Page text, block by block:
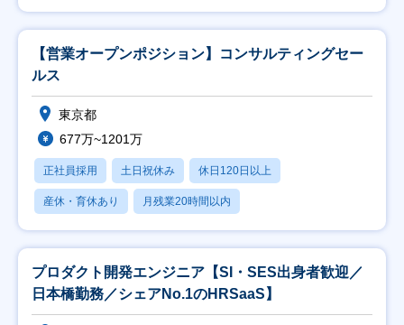
【営業オープンポジション】コンサルティングセー
ルス
東京都
677万~1201万
正社員採用 土日祝休み 休日120日以上
産休・育休あり 月残業20時間以内
プロダクト開発エンジニア【SI・SES出身者歓迎／
日本橋勤務／シェアNo.1のHRSaaS】